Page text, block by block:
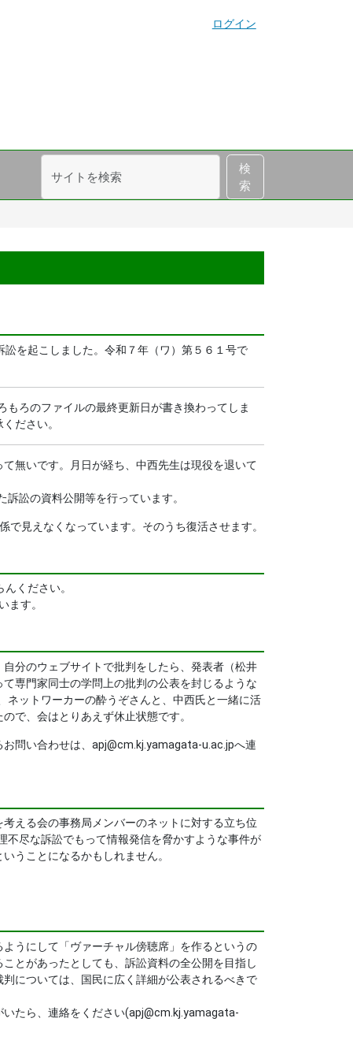
ログイン
イ
ト
検
索
細
検
を起こしました。令和７年（ワ）第５６１号で
ろのファイルの最終更新日が書き換わってしま
ださい。
無いです。月日が経ち、中西先生は現役を退いて
訟の資料公開等を行っています。
見えなくなっています。そのうち復活させます。
ください。
ます。
分のウェブサイトで批判をしたら、発表者（松井
専門家同士の学問上の批判の公表を封じるような
ットワーカーの酔うぞさんと、中西氏と一緒に活
で、会はとりあえず休止状態です。
問い合わせは、apj@cm.kj.yamagata-u.ac.jpへ連
える会の事務局メンバーのネットに対する立ち位
尽な訴訟でもって情報発信を脅かすような事件が
うことになるかもしれません。
うにして「ヴァーチャル傍聴席」を作るというの
とがあったとしても、訴訟資料の全公開を目指し
については、国民に広く詳細が公表されるべきで
たら、連絡をください(apj@cm.kj.yamagata-